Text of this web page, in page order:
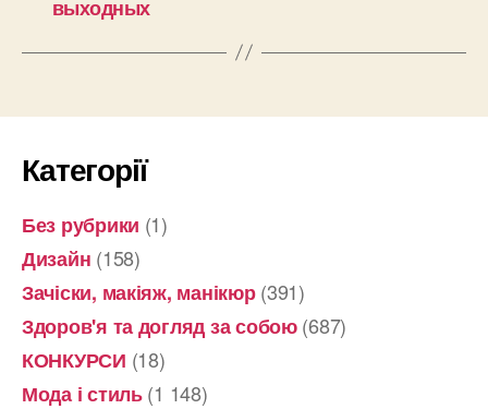
выходных
Категорії
Без рубрики (1)
Дизайн (158)
Зачіски, макіяж, манікюр(391)
Здоров'я та догляд за собою(687)
КОНКУРСИ (18)
Мода і стиль(1 148)